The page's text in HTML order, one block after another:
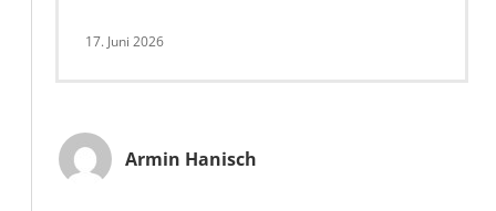
17. Juni 2026
Armin Hanisch